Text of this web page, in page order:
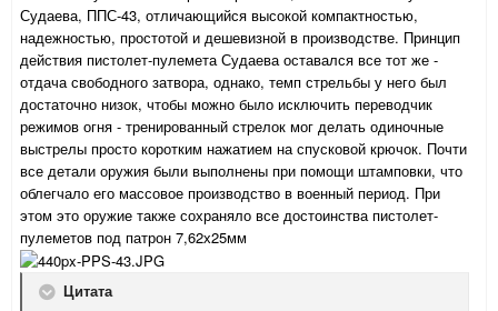
Судаева, ППС-43, отличающийся высокой компактностью,
надежностью, простотой и дешевизной в производстве. Принцип
действия пистолет-пулемета Судаева оставался все тот же -
отдача свободного затвора, однако, темп стрельбы у него был
достаточно низок, чтобы можно было исключить переводчик
режимов огня - тренированный стрелок мог делать одиночные
выстрелы просто коротким нажатием на спусковой крючок. Почти
все детали оружия были выполнены при помощи штамповки, что
облегчало его массовое производство в военный период. При
этом это оружие также сохраняло все достоинства пистолет-
пулеметов под патрон 7,62х25мм
Цитата